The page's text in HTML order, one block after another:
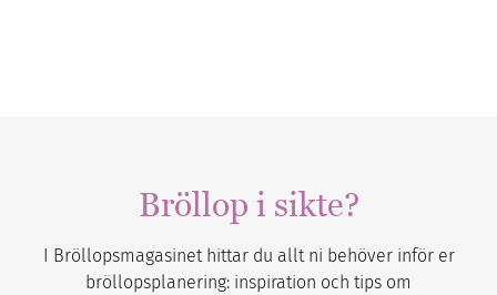
Bröllop i sikte?
I Bröllopsmagasinet hittar du allt ni behöver inför er
bröllopsplanering: inspiration och tips om